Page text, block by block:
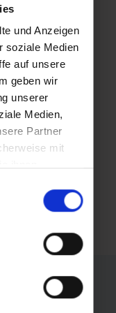
und Anzeigen
soziale Medien
auf unsere
geben wir
unserer
Medien,
Partner
mit